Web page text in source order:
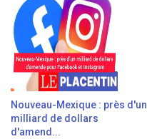
Nouveau-Mexique : près d'un
milliard de dollars
d'amend...